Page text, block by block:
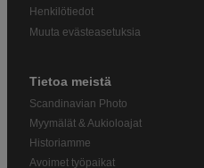
Henkilötiedot
Muuta evästeasetuksia
Tietoa meistä
Scandinavian Photo
Myymälät & Aukioloajat
Historiamme
Avoimet työpaikat